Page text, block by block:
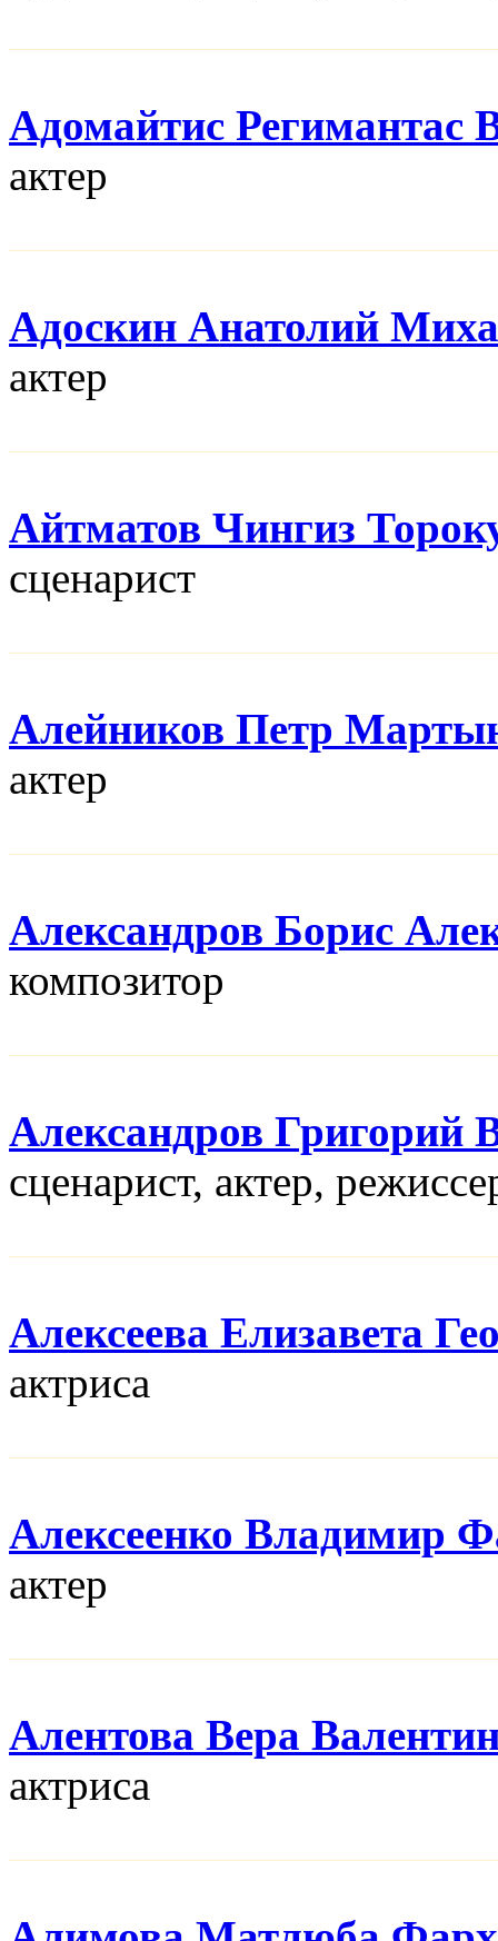
Адомайтис Регимантас
актер
Адоскин Анатолий
актер
Айтматов Чингиз
сценарист
Алейников Петр
актер
Александров Борис
композитор
Александров Григорий
сценарист, актер,
Алексеева Елизавета
актриса
Алексеенко Владимир
актер
Алентова Вера
актриса